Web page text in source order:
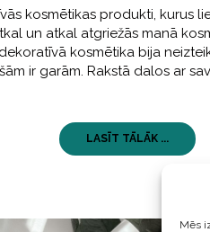
Mēs
kosmētikas produkti, kurus
un atkal atgriežās manā
kosmētika bija
ir garām. Rakstā dalos ar
LASĪT TĀLĀK ...